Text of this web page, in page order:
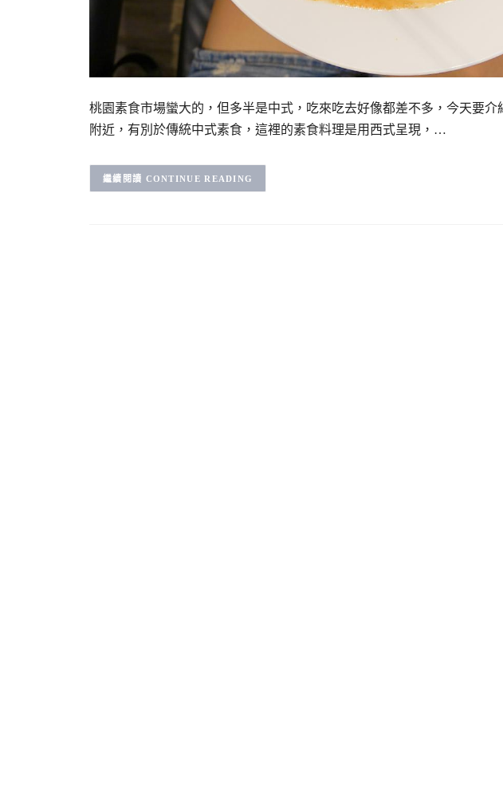
桃園素食市場蠻大的，但多半是中式，吃來吃去好像都差不多，今天要
附近，有別於傳統中式素食，這裡的素食料理是用西式呈現，…
CONTINUE READING